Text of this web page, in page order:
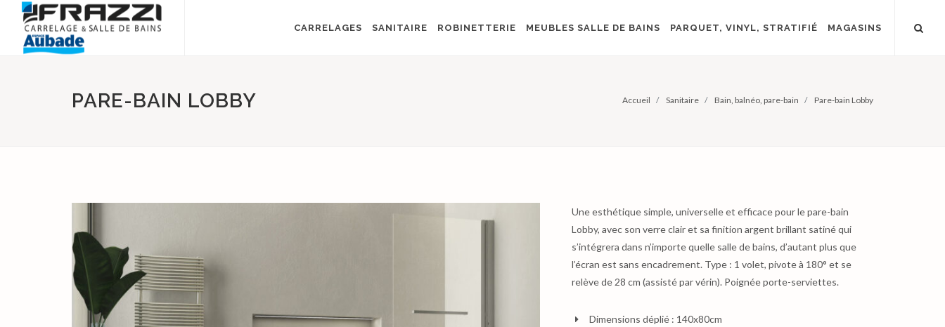
CARRELAGES SANITAIRE ROBINETTERIE MEUBLES SALLE DE BAINS PARQUET, VINYL, STRATIFIÉ MAGASINS
PARE-BAIN LOBBY Accueil Sanitaire Bain, balnéo, pare-bain Pare-bain Lobby
Une esthétique simple, universelle et efficace pour le pare-bain
Lobby, avec son verre clair et sa finition argent brillant satiné qui
s’intégrera dans n’importe quelle salle de bains, d’autant plus que
l’écran est sans encadrement. Type : 1 volet, pivote à 180° et se
relève de 28 cm (assisté par vérin). Poignée porte-serviettes.
Dimensions déplié : 140x80cm